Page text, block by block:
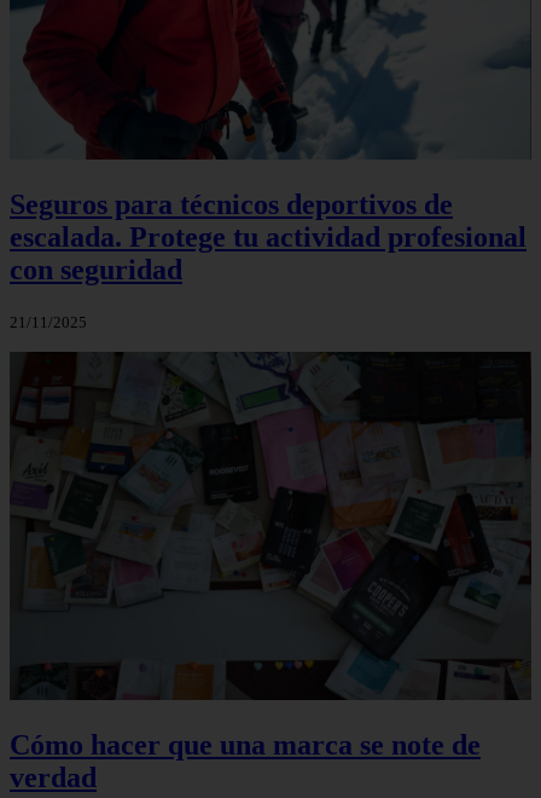
Seguros para técnicos deportivos de
escalada. Protege tu actividad profesional
con seguridad
21/11/2025
Cómo hacer que una marca se note de
verdad